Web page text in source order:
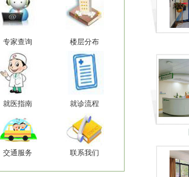
专家查询 楼层分布
就医指南 就诊流程
交通服务 联系我们